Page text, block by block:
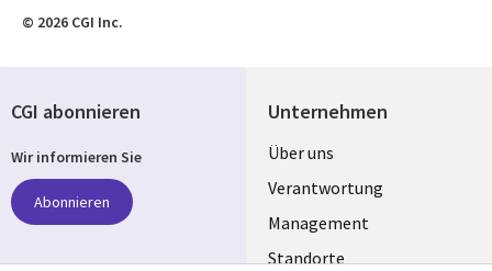
© 2026 CGI Inc.
Unternehmen
Useful
links
GERMANY
Über uns
Verantwortung
Management
Standorte
CGI abonnieren
Wir informieren Sie
Abonnieren